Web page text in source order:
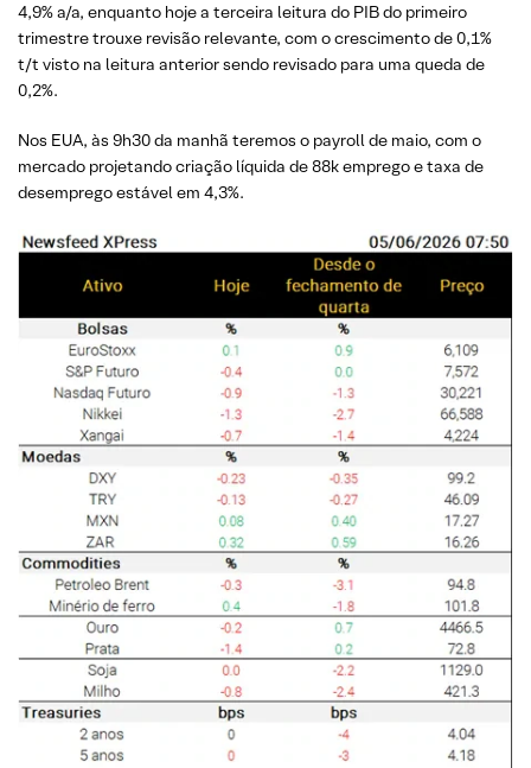
4,9% a/a, enquanto hoje a terceira leitura do PIB do primeiro
trimestre trouxe revisão relevante, com o crescimento de 0,1%
t/t visto na leitura anterior sendo revisado para uma queda de
0,2%.
Nos EUA, às 9h30 da manhã teremos o payroll de maio, com o
mercado projetando criação líquida de 88k emprego e taxa de
desemprego estável em 4,3%.